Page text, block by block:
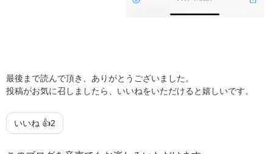
最後まで読んで頂き、ありがとうございました。
投稿がお気に召しましたら、いいねをいただけると嬉しいです。
いいね 👍2